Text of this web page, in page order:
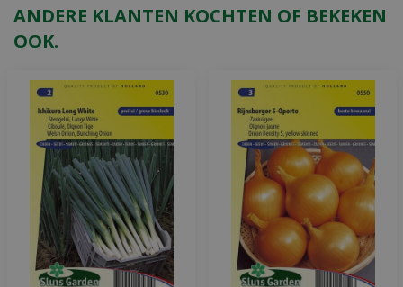
ANDERE KLANTEN KOCHTEN OF BEKEKEN
OOK.